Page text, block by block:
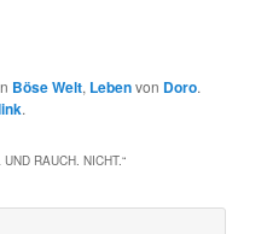
Böse Welt, Lebenvon Doro.
.
RAUCH. NICHT.“